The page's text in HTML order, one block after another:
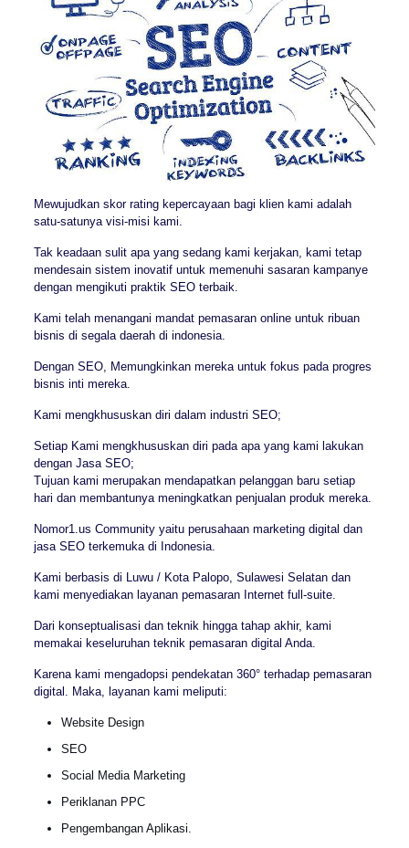
Mewujudkan skor rating kepercayaan bagi klien kami adalah
satu-satunya visi-misi kami.
Tak keadaan sulit apa yang sedang kami kerjakan, kami tetap
mendesain sistem inovatif untuk memenuhi sasaran kampanye
dengan mengikuti praktik SEO terbaik.
Kami telah menangani mandat pemasaran online untuk ribuan
bisnis di segala daerah di indonesia.
Dengan SEO, Memungkinkan mereka untuk fokus pada progres
bisnis inti mereka.
Kami mengkhususkan diri dalam industri SEO;
Setiap Kami mengkhususkan diri pada apa yang kami lakukan
dengan Jasa SEO;
Tujuan kami merupakan mendapatkan pelanggan baru setiap
hari dan membantunya meningkatkan penjualan produk mereka.
Nomor1.us Community yaitu perusahaan marketing digital dan
jasa SEO terkemuka di Indonesia.
Kami berbasis di Luwu / Kota Palopo, Sulawesi Selatan dan
kami menyediakan layanan pemasaran Internet full-suite.
Dari konseptualisasi dan teknik hingga tahap akhir, kami
memakai keseluruhan teknik pemasaran digital Anda.
Karena kami mengadopsi pendekatan 360° terhadap pemasaran
digital. Maka, layanan kami meliputi:
Website Design
SEO
Social Media Marketing
Periklanan PPC
Pengembangan Aplikasi.